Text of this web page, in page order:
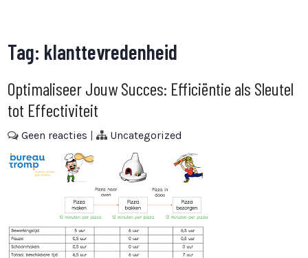
Tag: klanttevredenheid
Optimaliseer Jouw Succes: Efficiëntie als Sleutel
tot Effectiviteit
Geen reacties | Uncategorized